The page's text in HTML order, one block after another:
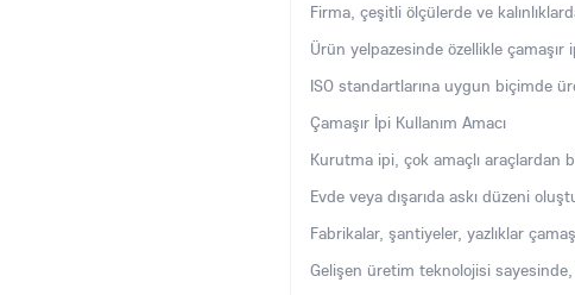
Firma, çeşitli ölçülerde ve
Ürün yelpazesinde özellikle çamaşır
ISO standartlarına uygun biçimde
Çamaşır İpi Kullanım Amacı
Kurutma ipi, çok amaçlı araçlardan
Evde veya dışarıda askı düzeni
Fabrikalar, şantiyeler, yazlıklar
Gelişen üretim teknolojisi